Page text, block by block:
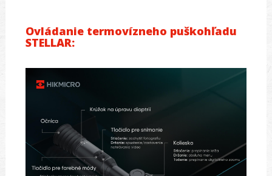
Ovládanie termovízneho puškohľadu
STELLAR: